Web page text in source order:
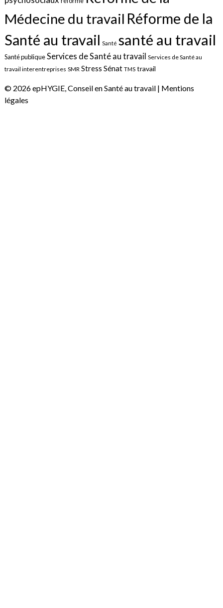
Médecine du travail Réforme de la
Santé au travail Santé santé au travail
Santé publiqueServices de Santé au travail Services de Santé au
travail interentreprises SMR Stress Sénat TMS travail
© 2026 epHYGIE, Conseil en Santé au travail | Mentions
légales